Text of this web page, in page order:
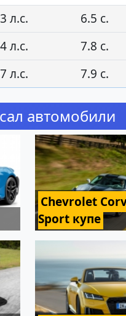
л.с. 6.5 с.
л.с. 7.8 с.
л.с. 7.9 с.
автомобили
Chevrolet
Sport купе